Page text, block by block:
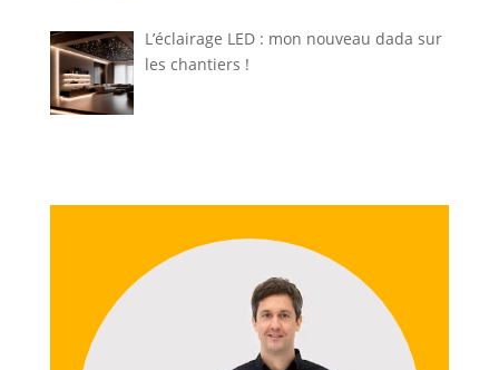
L’éclairage LED : mon nouveau dada sur
les chantiers !